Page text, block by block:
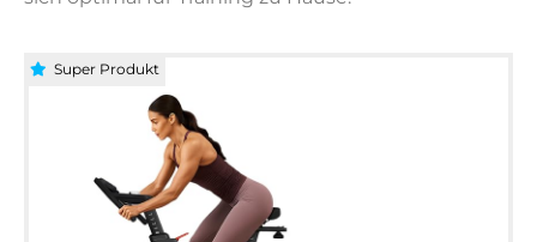
Super Produkt